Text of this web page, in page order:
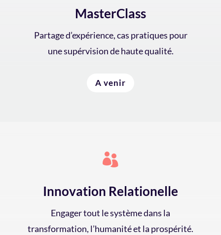
MasterClass
Partage d’expérience, cas pratiques pour
une supérvision de haute qualité.
A venir

Innovation Relationelle
Engager tout le système dans la
transformation, l’humanité et la prospérité.